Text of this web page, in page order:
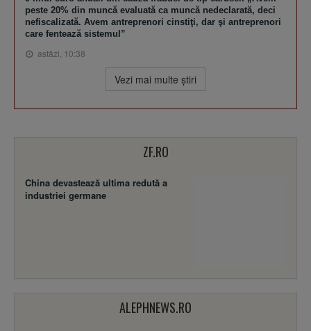
peste 20% din muncă evaluată ca muncă nedeclarată, deci
nefiscalizată. Avem antreprenori cinstiţi, dar şi antreprenori
care fentează sistemul”
astăzi, 10:38
Vezi mai multe ştiri
ZF.RO
China devastează ultima redută a
industriei germane
ALEPHNEWS.RO